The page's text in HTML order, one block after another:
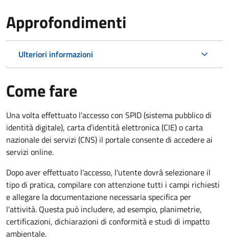
Approfondimenti
Ulteriori informazioni
Come fare
Una volta effettuato l'accesso con SPID (sistema pubblico di
identità digitale), carta d’identità elettronica (CIE) o carta
nazionale dei servizi (CNS) il portale consente di accedere ai
servizi online.
Dopo aver effettuato l'accesso, l'utente dovrà selezionare il
tipo di pratica, compilare con attenzione tutti i campi richiesti
e allegare la documentazione necessaria specifica per
l'attività. Questa può includere, ad esempio, planimetrie,
certificazioni, dichiarazioni di conformità e studi di impatto
ambientale.